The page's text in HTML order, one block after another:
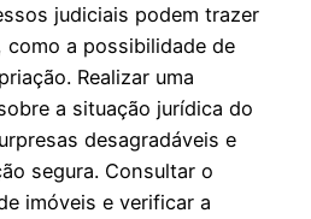
judiciais podem trazer
a possibilidade de
Realizar uma
a situação jurídica do
desagradáveis e
segura. Consultar o
imóveis e verificar a